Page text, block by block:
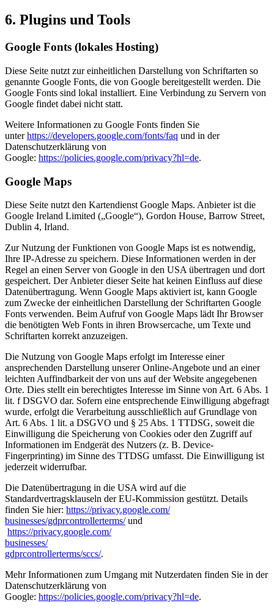
6. Plugins und Tools
Google Fonts (lokales Hosting)
Diese Seite nutzt zur einheitlichen Darstellung von Schriftarten so
genannte Google Fonts, die von Google bereitgestellt werden. Die
Google Fonts sind lokal installiert. Eine Verbindung zu Servern von
Google findet dabei nicht statt.
Weitere Informationen zu Google Fonts finden Sie
unterhttps://developers.google.com/fonts/faq und in der
Datenschutzerklärung von
Google: https://policies.google.com/privacy?hl=de.
Google Maps
Diese Seite nutzt den Kartendienst Google Maps. Anbieter ist die
Google Ireland Limited („Google“), Gordon House, Barrow Street,
Dublin 4, Irland.
Zur Nutzung der Funktionen von Google Maps ist es notwendig,
Ihre IP-Adresse zu speichern. Diese Informationen werden in der
Regel an einen Server von Google in den USA übertragen und dort
gespeichert. Der Anbieter dieser Seite hat keinen Einfluss auf diese
Datenübertragung. Wenn Google Maps aktiviert ist, kann Google
zum Zwecke der einheitlichen Darstellung der Schriftarten Google
Fonts verwenden. Beim Aufruf von Google Maps lädt Ihr Browser
die benötigten Web Fonts in ihren Browsercache, um Texte und
Schriftarten korrekt anzuzeigen.
Die Nutzung von Google Maps erfolgt im Interesse einer
ansprechenden Darstellung unserer Online-Angebote und an einer
leichten Auffindbarkeit der von uns auf der Website angegebenen
Orte. Dies stellt ein berechtigtes Interesse im Sinne von Art. 6 Abs. 1
lit. f DSGVO dar. Sofern eine entsprechende Einwilligung abgefragt
wurde, erfolgt die Verarbeitung ausschließlich auf Grundlage von
Art. 6 Abs. 1 lit. a DSGVO und § 25 Abs. 1 TTDSG, soweit die
Einwilligung die Speicherung von Cookies oder den Zugriff auf
Informationen im Endgerät des Nutzers (z. B. Device-
Fingerprinting) im Sinne des TTDSG umfasst. Die Einwilligung ist
jederzeit widerrufbar.
Die Datenübertragung in die USA wird auf die
Standardvertragsklauseln der EU-Kommission gestützt. Details
finden Sie hier: https://privacy.google.com/
businesses/gdprcontrollerterms/und
https://privacy.google.com/
businesses/
gdprcontrollerterms/sccs/.
Mehr Informationen zum Umgang mit Nutzerdaten finden Sie in der
Datenschutzerklärung von
Google: https://policies.google.com/privacy?hl=de.